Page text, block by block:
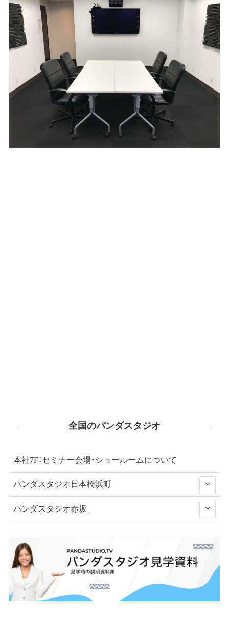
全国のパンダスタジオ
本社7F：セミナー会場・ショールームについて
パンダスタジオ日本橋浜町
パンダスタジオ赤坂